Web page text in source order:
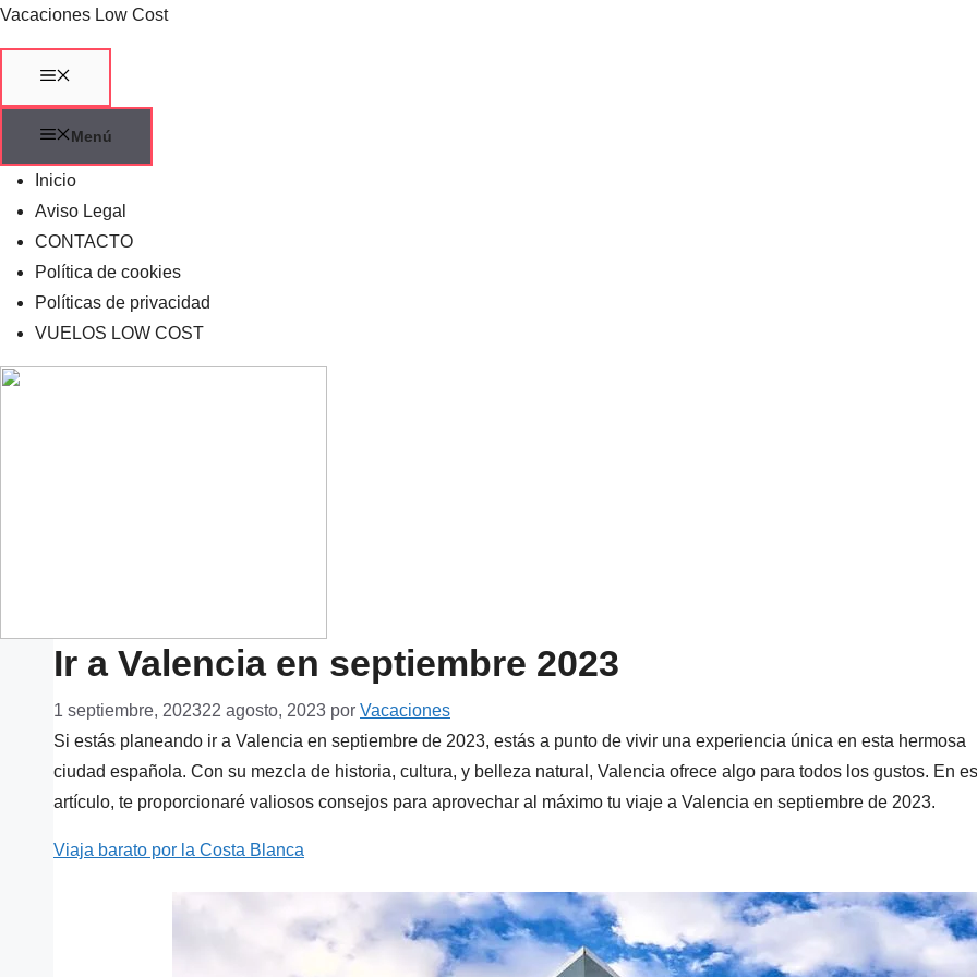
Saltar
al
contenido
Vacaciones Low Cost
Menú
Inicio
Aviso Legal
CONTACTO
Política de cookies
Políticas de privacidad
VUELOS LOW COST
Ir a Valencia en septiembre 2023
1 septiembre, 202322 agosto, 2023 por Vacaciones
Si estás planeando ir a Valencia en septiembre de 2023, estás a punto de vivir una experiencia única en esta hermosa
ciudad española. Con su mezcla de historia, cultura, y belleza natural, Valencia ofrece algo para todos los gustos. En
artículo, te proporcionaré valiosos consejos para aprovechar al máximo tu viaje a Valencia en septiembre de 2023.
Viaja barato por la Costa Blanca